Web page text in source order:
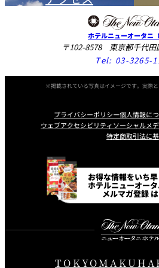
ホテルニューオータニ（
〒102-8578 東京都千代田
Tel: 03-3265-
※掲載されている写真はイメージです。実際と
プライバシーポリシー個人情報に
ウェブアクセシビリティソーシャルメ
特定商取引法に
お得な情報をいち早
ホテルニューオータ
メルマガ登録
TOKYO